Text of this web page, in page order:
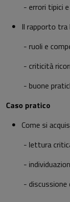
- errori tipici
Il rapporto tra
- ruoli e
- criticità
- buone
Caso pratico
Come si
- lettura
-
-